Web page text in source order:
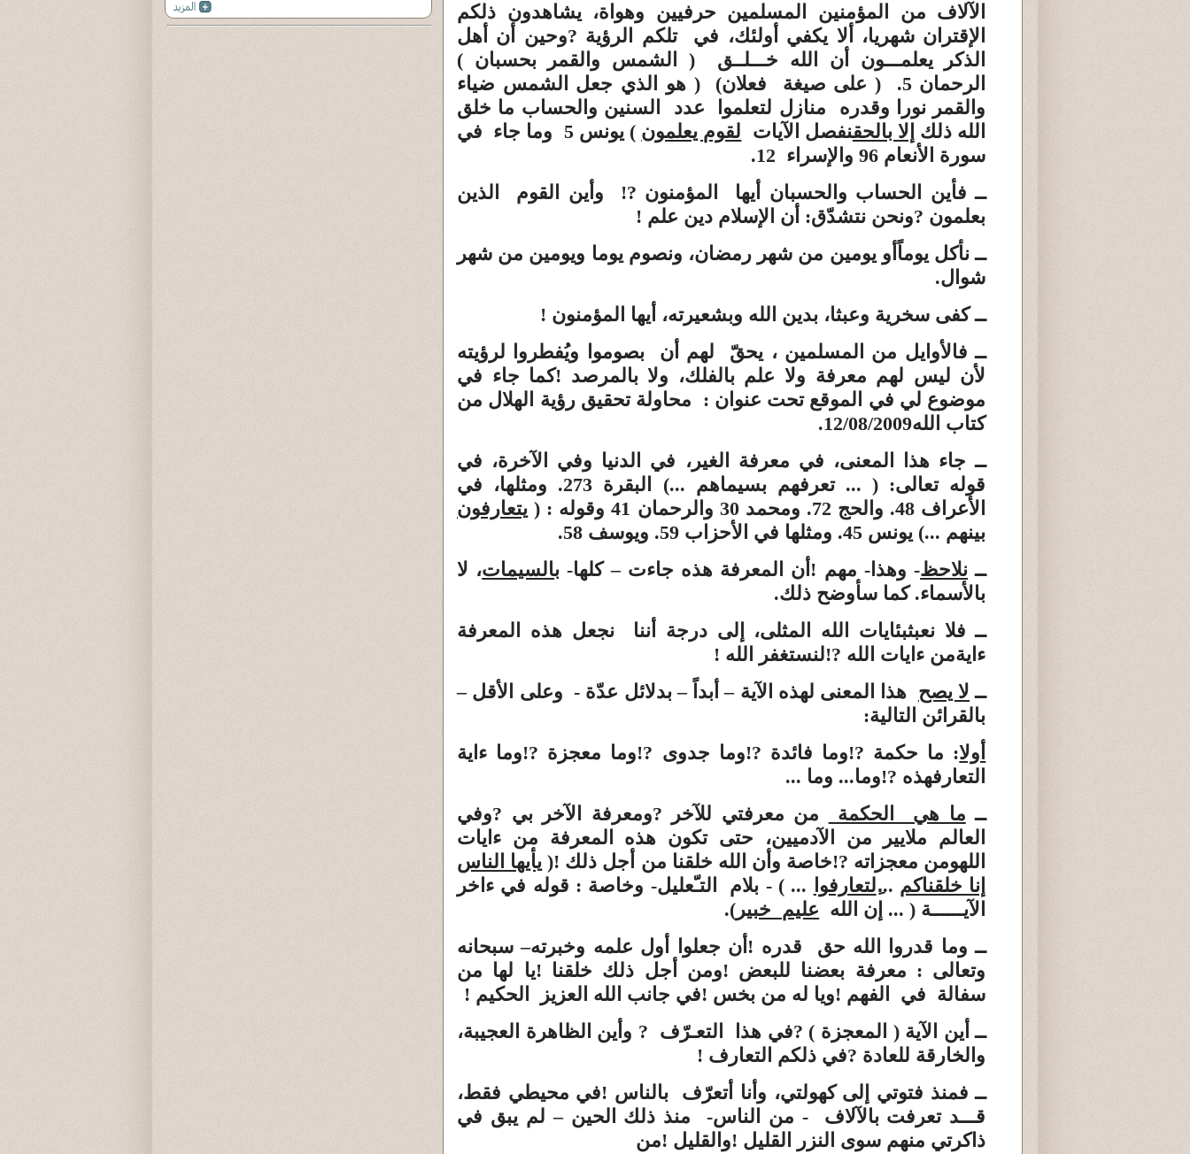
الآلاف من المؤمنين المسلمين حرفيين وهواة، يشاهدون ذلكم
الإقتران شهريا، ألا يكفي أولئك، في تلكم الرؤية ?وحين أن
أهل
الذكريعلمـــون أن الله خـــلــق
( الشمس والقمر بحسبان )
الرحمان 5. ( على صيغة
فعلان)( هو الذي جعل الشمس ضياء
والقمر نورا وقدره منازل لتعلموا عدد السنين والحساب ما خلق
الله ذلك إلا بالحقنفصل الآيات لقوم يعلمون )
يونس 5 وما جاء في
سورة الأنعام 96 والإسراء 12.
ــ فأين الحساب والحسبان
أيها المؤمنون !? وأين القوم الذين
بعلمون ?ونحن نتشدّق: أن الإسلام دين علم !
ــ نأكل يوماً أو يومين من شهر رمضان، ونصوم يوما ويومين من شهر
شوال.
ــ كفى سخرية وعبثا، بدين الله وبشعيرته، أيها المؤمنون !
ــ فالأوايل من المسلمين ، يحقّ لهم أن بصوموا ويُفطروا لرؤيته
لأن ليس لهم معرفة ولا علم بالفلك، ولا بالمرصد !كما جاء في
موضوع لي في الموقع تحت عنوان : محاولة تحقيق رؤية الهلال من
كتاب الله12/08/2009.
ــ جاء هذا
المعنى، في معرفة الغير، في الدنيا وفي الآخرة، في
قوله تعالى: ( ... تعرفهم بسيماهم ...)
البقرة 273. ومثلها، في
الأعراف 48. والحج 72. ومحمد 30 والرحمان 41 وقوله :
( يتعارفون
بينهم ...) يونس 45. ومثلها في الأحزاب 59. ويوسف 58.
ــ نلاحظ- وهذا- مهم ! أن المعرفة هذه جاءت – كلها- بالسيمات، لا
بالأسماء. كما سأوضح ذلك.
ــ فلانعبثبئايات الله المثلى، إلى درجة أننا نجعل هذه المعرفة
ءايةمن ءايات الله !?لنستغفر الله !
ــ لا يصح هذا المعنى لهذه الآية – أبداً – بدلائل عدّة - وعلى الأقل –
بالقرائن التالية:
أولا: ما حكمة !?وما فائدة !?وما جدوى !?وما معجزة !?وما ءاية
التعارفهذه !?وما... وما ...
ــ ما هي الحكمة من معرفتي للآخر ?ومعرفة الآخر بي ?وفي
العالم ملايير من الآدميين، حتى تكون هذه المعرفة من ءايات
اللهومن معجزاته !?خاصة وأن الله خلقنا من أجل ذلك !
( يأيها الناس
إنا خلقناكم ...ِلتعارفوا ... ) - بلام التـّعليل- وخاصة : قوله في ءاخر
الآيــــــة ( ... إن الله عليم خبير ).
ــ وما قدروا الله حق قدره ! أن جعلوا أول علمه وخبرته– سبحانه
وتعالى : معرفة بعضنا للبعض !ومن أجل ذلك خلقنا !يا لها من
سفالة في الفهم !ويا له من بخس !في جانب الله العزيز الحكيم !
ــ أين الآية( المعجزة ) ?في هذا التعـرّف ? وأين الظاهرة العجيبة،
والخارقة للعادة ?في ذلكم التعارف !
ــ فمنذ فتوتي
إلى كهولتي، وأنا أتعرّف بالناس !في محيطي فقط،
قـــد تعرفت بالآلاف - من الناس- منذ ذلك الحين – لم يبق في
ذاكرتي منهم سوى النزر القليل !والقليل !من